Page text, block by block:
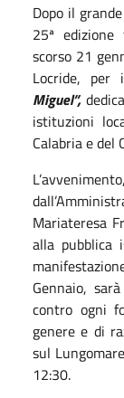
Dopo il
25ª
scorso 21
Locride, per
Miguel”,
istituzioni
Calabria e del
Mariateresa
alla pubblica
Gennaio,
contro ogni
genere e di
sul
12:30.